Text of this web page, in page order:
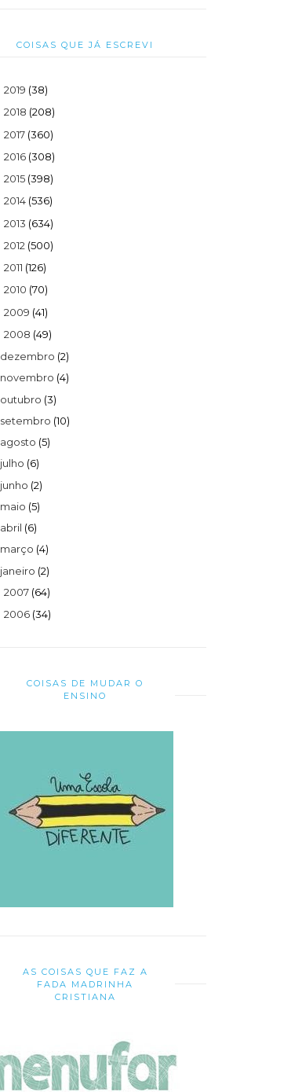
COISAS QUE JÁ ESCREVI
2019 (38)
2018 (208)
2017 (360)
2016 (308)
2015 (398)
2014 (536)
2013 (634)
2012 (500)
2011 (126)
2010 (70)
2009 (41)
2008 (49)
dezembro (2)
novembro (4)
outubro (3)
setembro (10)
agosto (5)
julho (6)
junho (2)
maio (5)
abril (6)
março (4)
janeiro (2)
2007 (64)
2006 (34)
COISAS DE MUDAR O
ENSINO
AS COISAS QUE FAZ A
FADA MADRINHA
CRISTIANA